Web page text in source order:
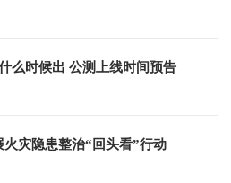
么时候出 公测上线时间预告
灾隐患整治“回头看”行动